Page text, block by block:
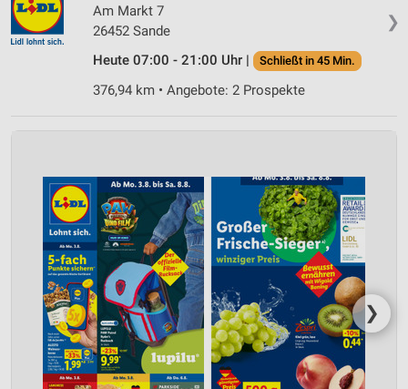
❯
Am Markt 7
26452 Sande
Heute 07:00 - 21:00 Uhr |
Schließt in 45 Min.
376,94 km • Angebote: 2 Prospekte
❯